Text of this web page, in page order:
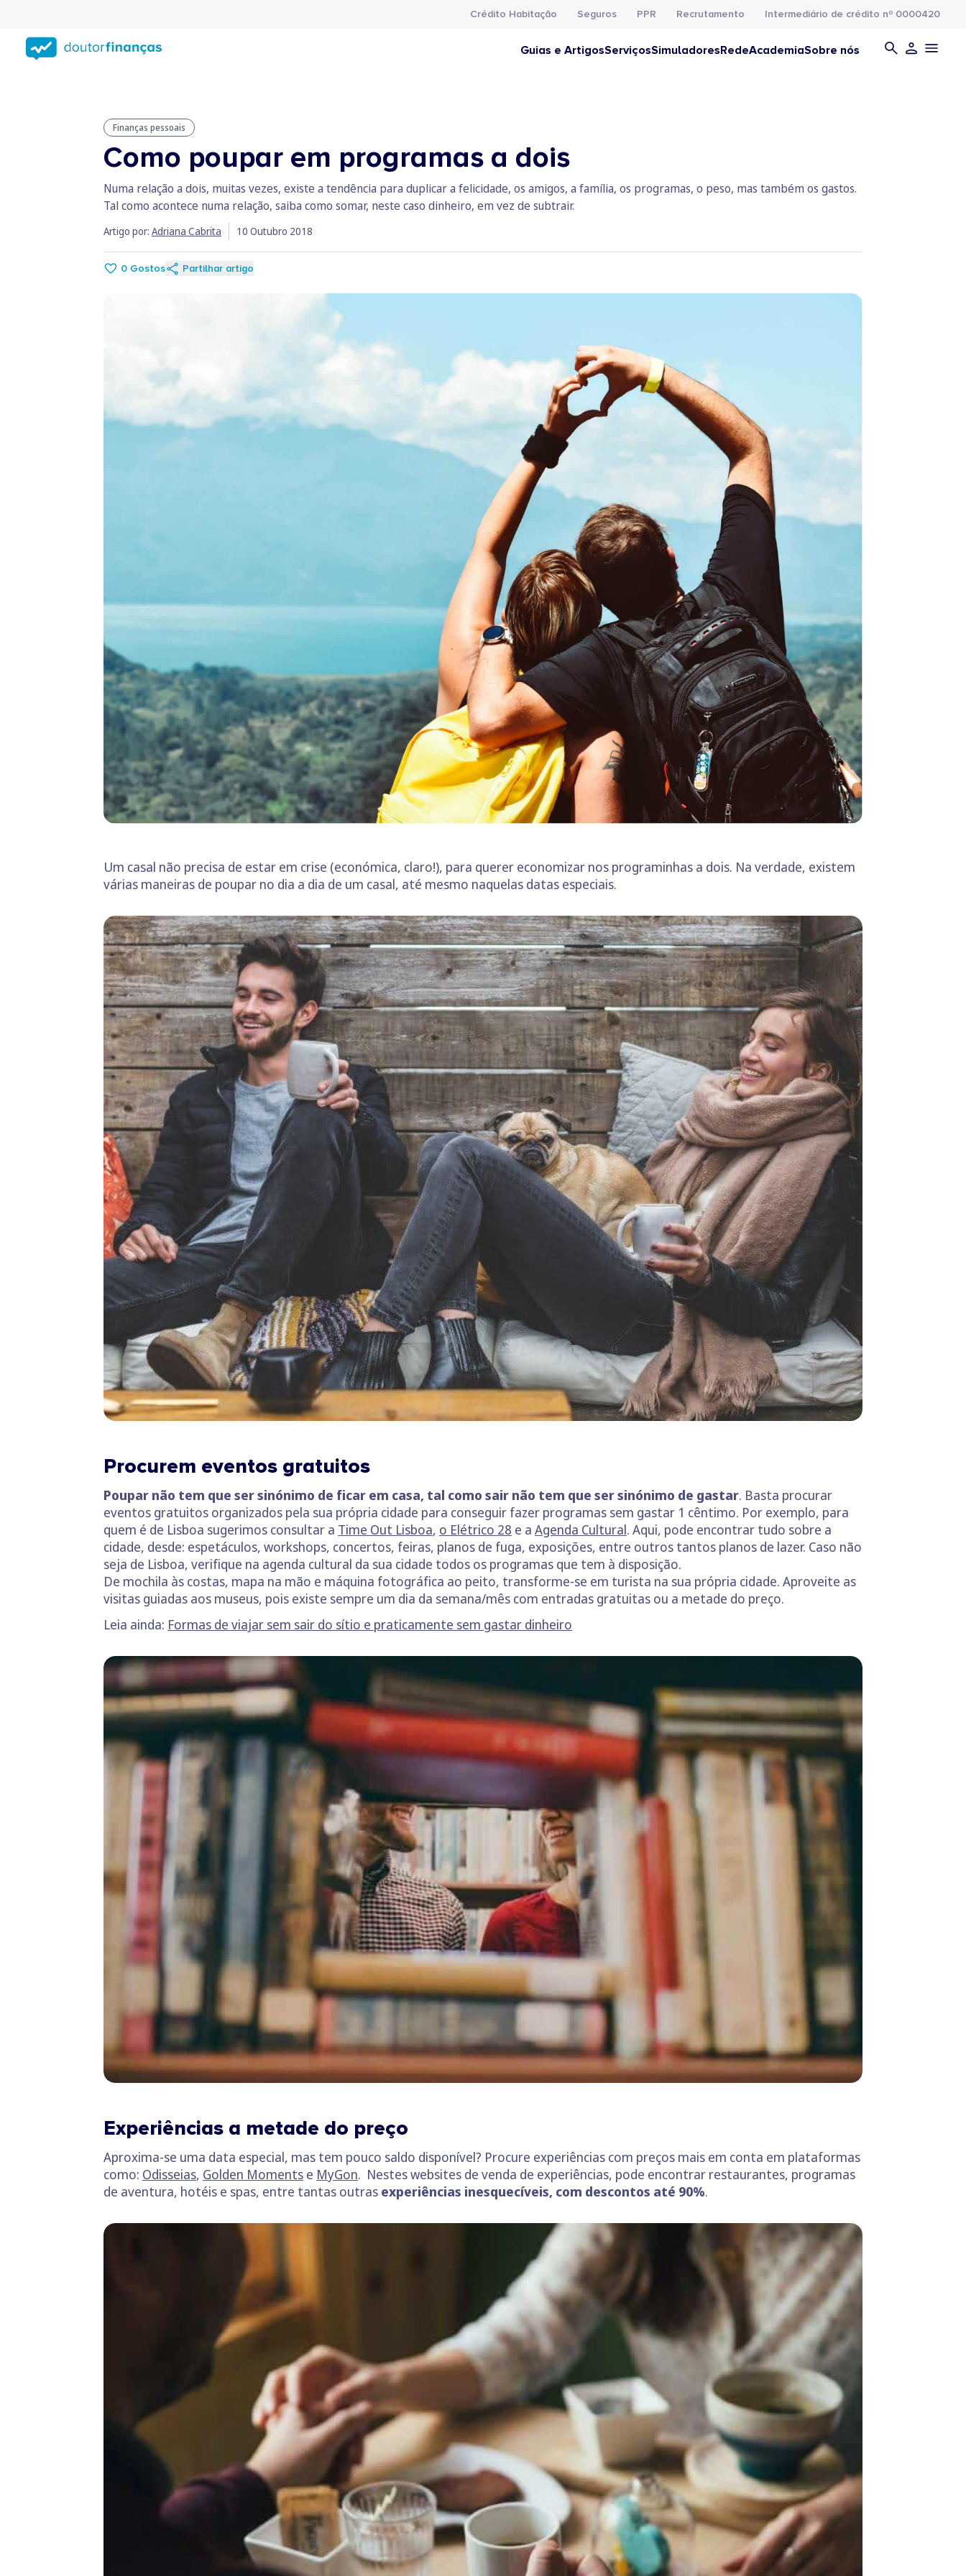
conteúdo
principal
Crédito Habitação Seguros PPR Recrutamento Intermediário de crédito nº 0000420
Guias e ArtigosServiçosSimuladoresRedeAcademiaSobre nós
Finanças pessoais
Como poupar em programas a dois
Numa relação a dois, muitas vezes, existe a tendência para duplicar a felicidade, os amigos, a família, os programas, o peso, mas também os gastos.
Tal como acontece numa relação, saiba como somar, neste caso dinheiro, em vez de subtrair.
Artigo por: Adriana Cabrita 10 Outubro 2018
0 Gostos Partilhar artigo
Um casal não precisa de estar em crise (económica, claro!), para querer economizar nos programinhas a dois. Na verdade, existem
várias maneiras de poupar no dia a dia de um casal, até mesmo naquelas datas especiais.
Procurem eventos gratuitos
Poupar não tem que ser sinónimo de ficar em casa, tal como sair não tem que ser sinónimo de gastar. Basta procurar
eventos gratuitos organizados pela sua própria cidade para conseguir fazer programas sem gastar 1 cêntimo. Por exemplo, para
quem é de Lisboa sugerimos consultar a Time Out Lisboa, o Elétrico 28 e a Agenda Cultural. Aqui, pode encontrar tudo sobre a
cidade, desde: espetáculos, workshops, concertos, feiras, planos de fuga, exposições, entre outros tantos planos de lazer. Caso não
seja de Lisboa, verifique na agenda cultural da sua cidade todos os programas que tem à disposição.
De mochila às costas, mapa na mão e máquina fotográfica ao peito, transforme-se em turista na sua própria cidade. Aproveite as
visitas guiadas aos museus, pois existe sempre um dia da semana/mês com entradas gratuitas ou a metade do preço.
Leia ainda: Formas de viajar sem sair do sítio e praticamente sem gastar dinheiro
Experiências a metade do preço
Aproxima-se uma data especial, mas tem pouco saldo disponível? Procure experiências com preços mais em conta em plataformas
como: Odisseias, Golden Moments e MyGon. Nestes websites de venda de experiências, pode encontrar restaurantes, programas
de aventura, hotéis e spas, entre tantas outras experiências inesquecíveis, com descontos até 90%.